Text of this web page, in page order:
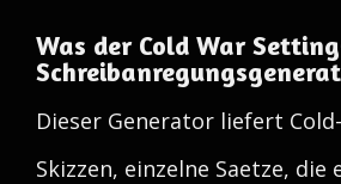
Was der Cold War
Dieser Generator liefert
Skizzen, einzelne Saetze, die